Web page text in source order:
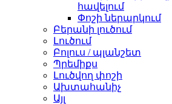
հավելում
Փոշի ներարկում
Բերանի լուծում
Լուծում
Բոլուս / պլանշետ
Պրեմիքս
Լուծվող փոշի
Ախտահանիչ
Այլ